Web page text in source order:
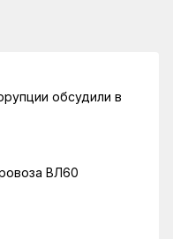
обсудили в
ВЛ60